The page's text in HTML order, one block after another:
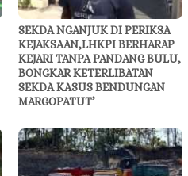
SEKDA NGANJUK DI PERIKSA
KEJAKSAAN,LHKPI BERHARAP
KEJARI TANPA PANDANG BULU,
BONGKAR KETERLIBATAN
SEKDA KASUS BENDUNGAN
MARGOPATUT’